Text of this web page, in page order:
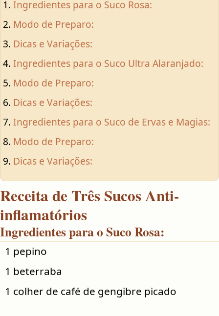
Ingredientes para o Suco Rosa:
Modo de Preparo:
Dicas e Variações:
Ingredientes para o Suco Ultra Alaranjado:
Modo de Preparo:
Dicas e Variações:
Ingredientes para o Suco de Ervas e Magias:
Modo de Preparo:
Dicas e Variações:
Receita de Três Sucos Anti-
inflamatórios
Ingredientes para o Suco Rosa:
1 pepino
1 beterraba
1 colher de café de gengibre picado